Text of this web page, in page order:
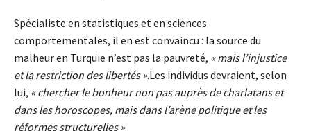
Spécialiste en statistiques et en sciences
comportementales, il en est convaincu : la source du
malheur en Turquie n’est pas la pauvreté, « mais l’injustice
et la restriction des libertés ».Les individus devraient, selon
lui, « chercher le bonheur non pas auprès de charlatans et
dans les horoscopes, mais dans l’arène politique et les
réformes structurelles ».